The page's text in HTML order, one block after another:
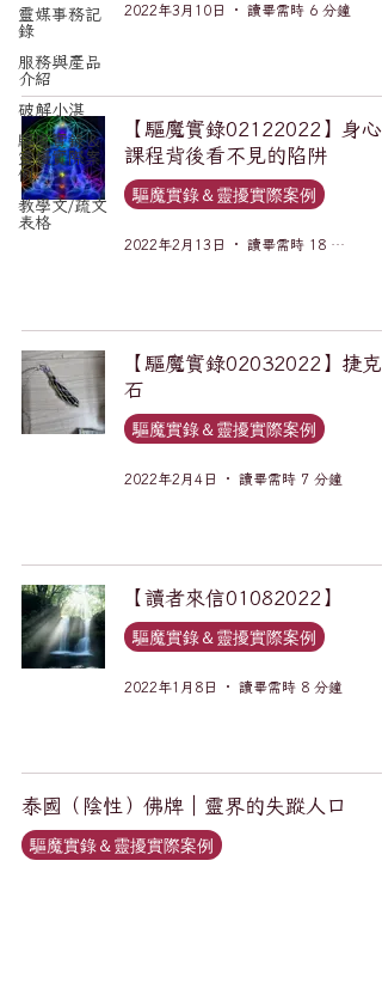
靈媒事務記
錄
服務與產品
介紹
破解小湛
驅魔實錄＆
靈擾實際案
例
教學文/疏文
表格
2022年3月10日 讀畢需時 6 分鐘
【驅魔實錄02122022】身心
課程背後看不見的陷阱
驅魔實錄＆靈擾實際案例
2022年2月13日 讀畢需時 18 分鐘
【驅魔實錄02032022】捷克
石
驅魔實錄＆靈擾實際案例
2022年2月4日 讀畢需時 7 分鐘
【讀者來信01082022】
驅魔實錄＆靈擾實際案例
2022年1月8日 讀畢需時 8 分鐘
泰國（陰性）佛牌｜靈界的失蹤人口
驅魔實錄＆靈擾實際案例